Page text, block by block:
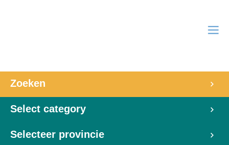
Zoeken
Select category
Selecteer provincie